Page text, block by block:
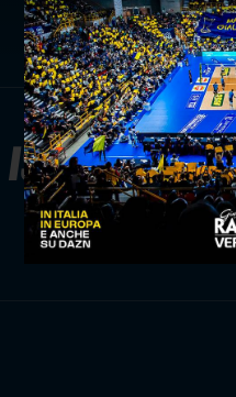
ISCRIVITI